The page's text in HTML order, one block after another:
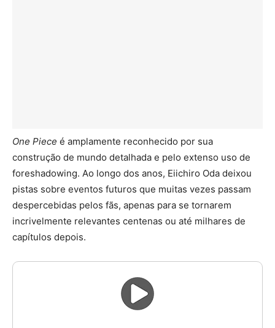
One Piece é amplamente reconhecido por sua
construção de mundo detalhada e pelo extenso uso de
foreshadowing. Ao longo dos anos, Eiichiro Oda deixou
pistas sobre eventos futuros que muitas vezes passam
despercebidas pelos fãs, apenas para se tornarem
incrivelmente relevantes centenas ou até milhares de
capítulos depois.